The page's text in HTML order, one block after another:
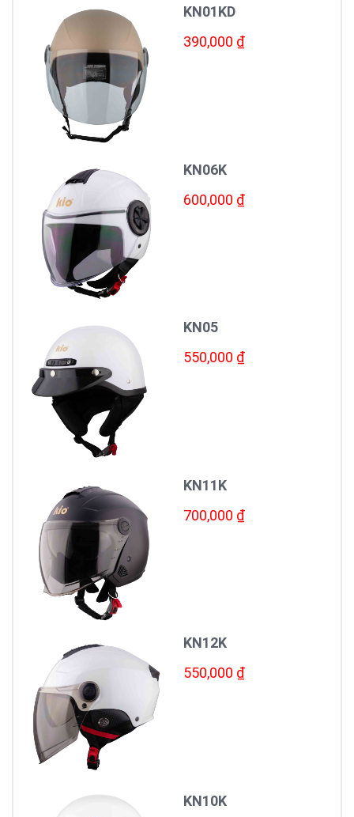
KN01KD
390,000 ₫
KN06K
600,000 ₫
KN05
550,000 ₫
KN11K
700,000 ₫
KN12K
550,000 ₫
KN10K